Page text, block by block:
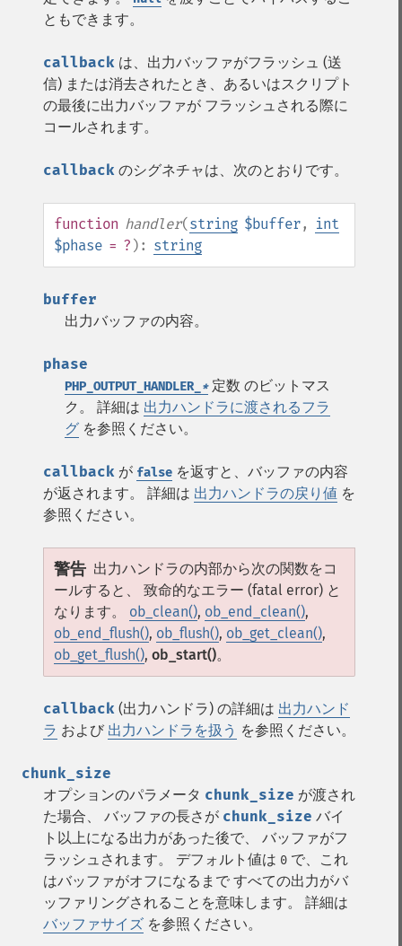
ともできます。
callback は、出力バッファがフラッシュ (送
信) または消去されたとき、あるいはスクリプト
の最後に出力バッファが フラッシュされる際に
コールされます。
callback のシグネチャは、次のとおりです。
function handler(string $buffer,
int
$phase = ? ): string
buffer
出力バッファの内容。
phase
PHP_OUTPUT_HANDLER_ *定数 のビットマス
ク。 詳細は 出力ハンドラに渡されるフラ
グ を参照ください。
callback が false を返すと、バッファの内容
が返されます。 詳細は 出力ハンドラの戻り値 を
参照ください。
警告 出力ハンドラの内部から次の関数をコ
ールすると、 致命的なエラー (fatal error) と
なります。 ob_clean(), ob_end_clean(),
ob_end_flush(), ob_flush(), ob_get_clean(),
ob_get_flush(), ob_start()。
callback (出力ハンドラ) の詳細は 出力ハンド
ラ および 出力ハンドラを扱う を参照ください。
chunk_size
オプションのパラメータ chunk_size が渡され
た場合、 バッファの長さが chunk_size バイ
ト以上になる出力があった後で、 バッファがフ
ラッシュされます。 デフォルト値は 0 で、これ
はバッファがオフになるまで すべての出力がバ
ッファリングされることを意味します。 詳細は
バッファサイズ を参照ください。